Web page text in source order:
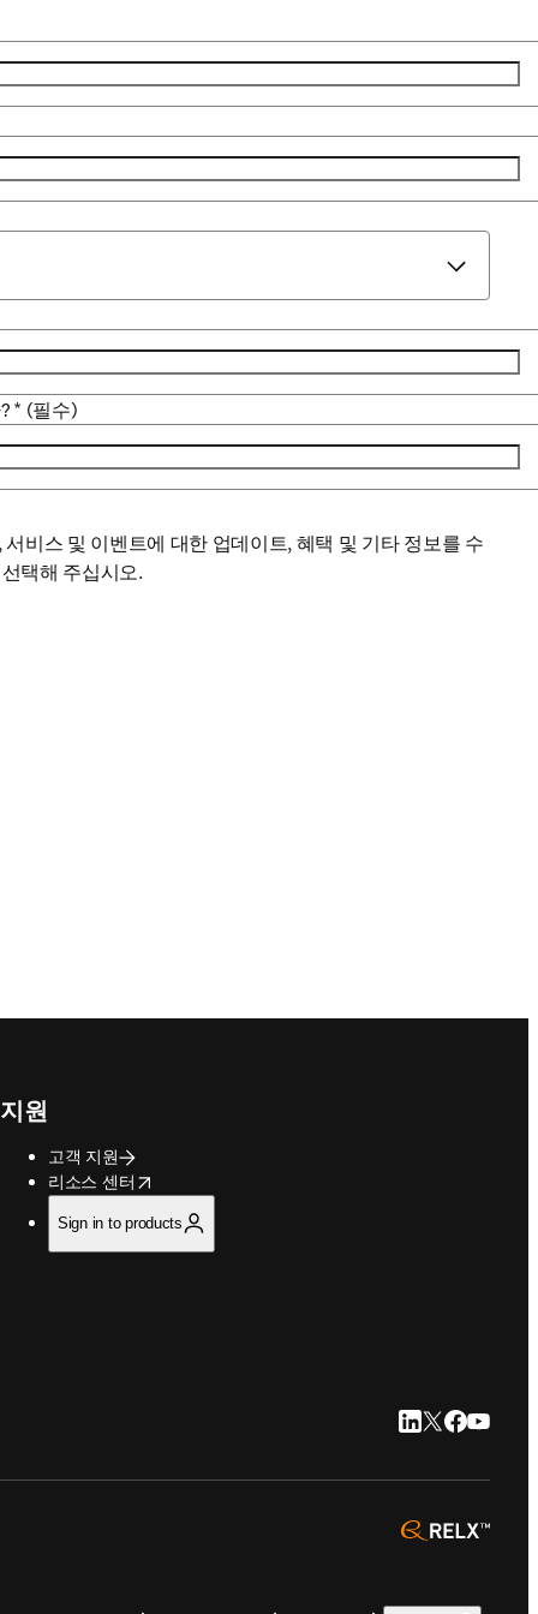
* (필수)
비스 및 이벤트에 대한 업데이트, 혜택 및 기타 정보를 수
택해 주십시오.
지원
고객 지원
리소스 센터
opens in new tab/window
Sign in to products
LinkedIn 새 탭/창
Twitter 새 탭/
Facebook
YouTube
opens